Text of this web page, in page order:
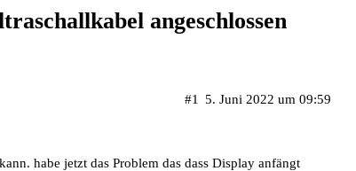
angeschlossen
5. Juni 2022 um 09:59
#1
habe jetzt das Problem das dass Display anfängt